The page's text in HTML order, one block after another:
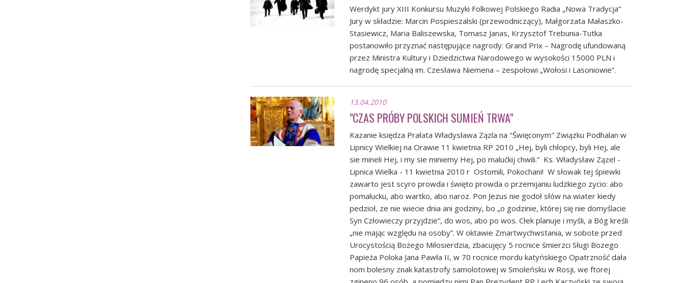
Werdykt jury XIII Konkursu Muzyki Folkowej Polskiego Radia „Nowa Tradycja”
Jury w składzie: Marcin Pospieszalski (przewodniczący), Małgorzata Małaszko-
Stasiewicz, Maria Baliszewska, Tomasz Janas, Krzysztof Trebunia-Tutka
postanowiło przyznać następujące nagrody: Grand Prix – Nagrodę ufundowaną
przez Ministra Kultury i Dziedzictwa Narodowego w wysokości 15000 PLN i
nagrodę specjalną im. Czesława Niemena – zespołowi „Wołosi i Lasoniowie”.
13.04.2010
"CZAS PRÓBY POLSKICH SUMIEŃ TRWA"
Kazanie księdza Prałata Władysława Zązla na "Święconym" Związku Podhalan w
Lipnicy Wielkiej na Orawie 11 kwietnia RP 2010 „Hej, byli chłopcy, byli Hej, ale
sie mineli Hej, i my sie miniemy Hej, po malućkij chwili.” Ks. Władysław Zązel -
Lipnica Wielka - 11 kwietnia 2010 r Ostomili, Pokochani! W słowak tej śpiewki
zawarto jest scyro prowda i święto prowda o przemijaniu ludzkiego zycio: abo
pomalucku, abo wartko, abo naroz. Pon Jezus nie godoł słów na wiater kiedy
pedzioł, ze nie wiecie dnia ani godziny, bo „o godzinie, której się nie domyślacie
Syn Człowieczy przyjdzie”, do wos, abo po wos. Cłek planuje i myśli, a Bóg kreśli
„nie mając względu na osoby”. W oktawie Zmartwychwstania, w sobote przed
Urocystością Bożego Miłosierdzia, zbacujęcy 5 rocnice śmierzci Sługi Bozego
Papieża Poloka Jana Pawła II, w 70 rocnice mordu katyńskiego Opatrzność dała
nom bolesny znak katastrofy samolotowej w Smoleńsku w Rosji, we ftorej